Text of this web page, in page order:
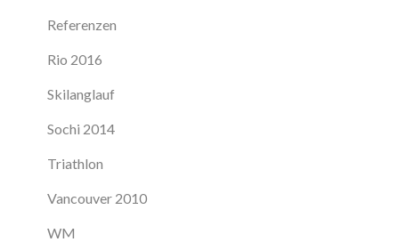
Referenzen
Rio 2016
Skilanglauf
Sochi 2014
Triathlon
Vancouver 2010
WM